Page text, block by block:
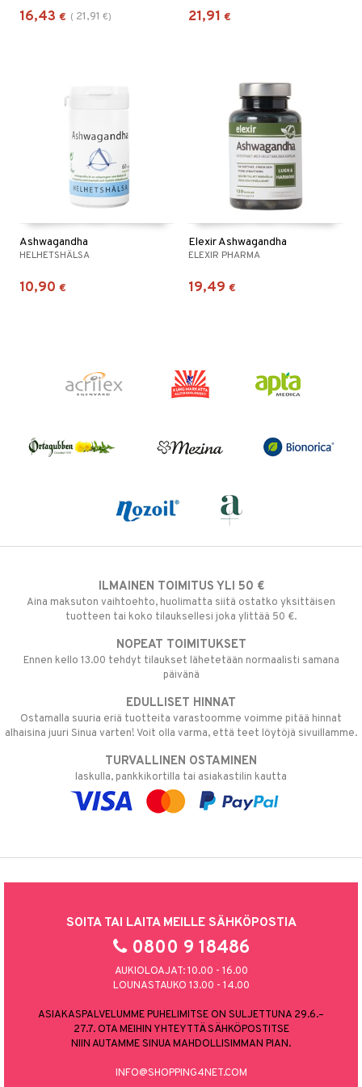
16,43 € ( 21,91 €) 21,91 €
Ashwagandha
HELHETSHÄLSA
10,90 €
Elexir Ashwagandha
ELEXIR PHARMA
19,49 €
ILMAINEN TOIMITUS YLI 50 €
Aina maksuton vaihtoehto, huolimatta siitä ostatko yksittäisen
tuotteen tai koko tilauksellesi joka ylittää 50 €.
NOPEAT TOIMITUKSET
Ennen kello 13.00 tehdyt tilaukset lähetetään normaalisti samana
päivänä
EDULLISET HINNAT
Ostamalla suuria eriä tuotteita varastoomme voimme pitää hinnat
alhaisina juuri Sinua varten! Voit olla varma, että teet löytöjä sivuillamme.
TURVALLINEN OSTAMINEN
laskulla, pankkikortilla tai asiakastilin kautta
SOITA TAI LAITA MEILLE SÄHKÖPOSTIA
0800 9 18486
AUKIOLOAJAT: 10.00 - 16.00
LOUNASTAUKO 13.00 - 14.00
ASIAKASPALVELUMME PUHELIMITSE ON SULJETTUNA 29.6.–
27.7. OTA MEIHIN YHTEYTTÄ SÄHKÖPOSTITSE
NIIN AUTAMME SINUA MAHDOLLISIMMAN PIAN.
INFO@SHOPPING4NET.COM